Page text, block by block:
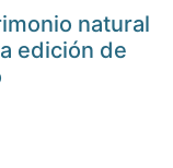
natural
edición de